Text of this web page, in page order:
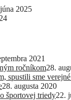
2025
2021
ročníkom28.
spustili sme
28. augusta 2020
športovej triedy22.